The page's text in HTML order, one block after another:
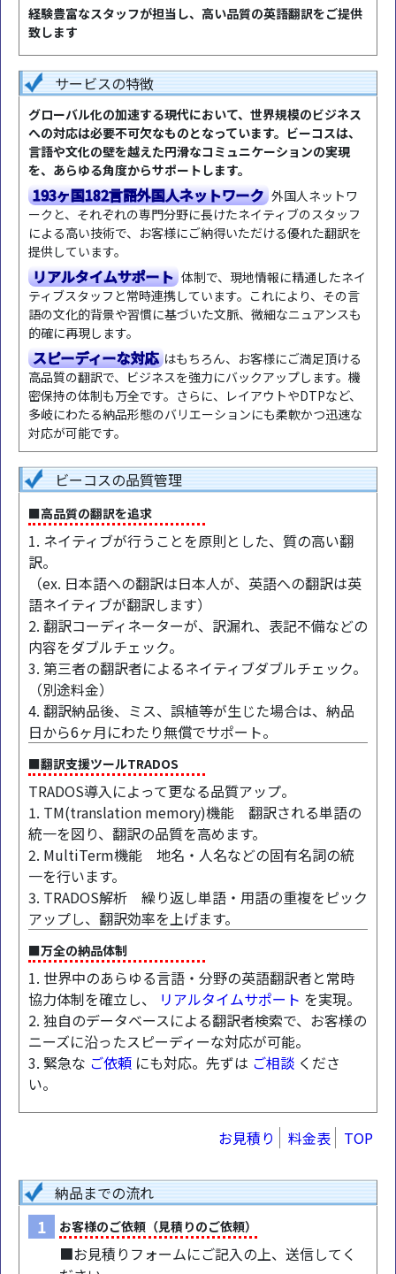
経験豊富なスタッフが担当し、高い品質の英語翻訳をご提供
致します
サービスの特徴
グローバル化の加速する現代において、世界規模のビジネス
への対応は必要不可欠なものとなっています。ビーコスは、
言語や文化の壁を越えた円滑なコミュニケーションの実現
を、あらゆる角度からサポートします。
193ヶ国182言語外国人ネットワーク 外国人ネットワ
ークと、それぞれの専門分野に長けたネイティブのスタッフ
による高い技術で、お客様にご納得いただける優れた翻訳を
提供しています。
リアルタイムサポート 体制で、現地情報に精通したネイ
ティブスタッフと常時連携しています。これにより、その言
語の文化的背景や習慣に基づいた文脈、微細なニュアンスも
的確に再現します。
スピーディーな対応 はもちろん、お客様にご満足頂ける
高品質の翻訳で、ビジネスを強力にバックアップします。機
密保持の体制も万全です。さらに、レイアウトやDTPなど、
多岐にわたる納品形態のバリエーションにも柔軟かつ迅速な
対応が可能です。
ビーコスの品質管理
■高品質の翻訳を追求
1. ネイティブが行うことを原則とした、質の高い翻
訳。
（ex. 日本語への翻訳は日本人が、英語への翻訳は英
語ネイティブが翻訳します）
2. 翻訳コーディネーターが、訳漏れ、表記不備などの
内容をダブルチェック。
3. 第三者の翻訳者によるネイティブダブルチェック。
（別途料金）
4. 翻訳納品後、ミス、誤植等が生じた場合は、納品
日から6ヶ月にわたり無償でサポート。
■翻訳支援ツールTRADOS
TRADOS導入によって更なる品質アップ。
1. TM(translation memory)機能 翻訳される単語の
統一を図り、翻訳の品質を高めます。
2. MultiTerm機能 地名・人名などの固有名詞の統
一を行います。
3. TRADOS解析 繰り返し単語・用語の重複をピック
アップし、翻訳効率を上げます。
■万全の納品体制
1. 世界中のあらゆる言語・分野の英語翻訳者と常時
協力体制を確立し、
リアルタイムサポート を実現。
2. 独自のデータベースによる翻訳者検索で、お客様の
ニーズに沿ったスピーディーな対応が可能。
3. 緊急な ご依頼 にも対応。先ずは ご相談 くださ
い。
お見積り 料金表 TOP
納品までの流れ
1 お客様のご依頼（見積りのご依頼）
■お見積りフォームにご記入の上、送信してく